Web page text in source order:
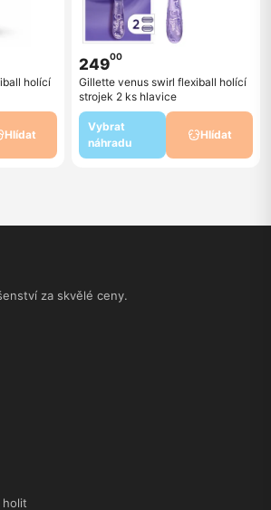
holící
Hlídat
24900
Gillette venus swirl flexiball holící
strojek 2 ks hlavice
Vybrat
náhradu
Hlídat
za skvělé ceny.
holit